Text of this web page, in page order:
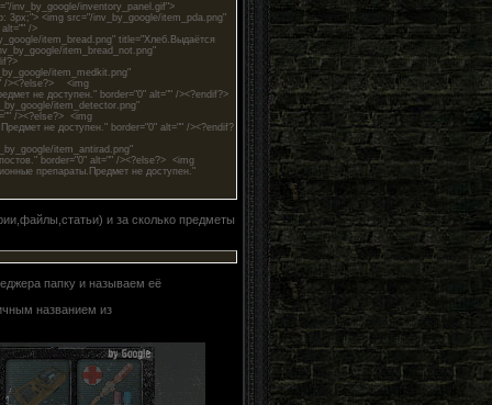
inventory_panel.gif">
<img src="/inv_by_google/item_pda.png"
alt="" />
item_bread.png" title="Хлеб.Выдаётся
item_bread_not.png"
item_medkit.png"
/><?else?> <img
не доступен." border="0" alt="" /><?endif?>
item_detector.png"
/><?else?> <img
не доступен." border="0" alt="" /><?endif?
item_antirad.png"
border="0" alt="" /><?else?> <img
препараты.Предмет не доступен."
и за сколько предметы
папку и называем её
названием из